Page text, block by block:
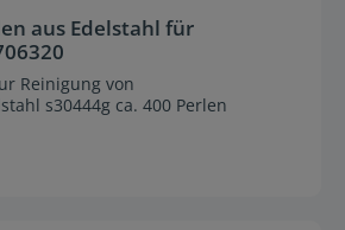
des Kabels: ca. 1m
aus Edelstahl für
Reinigung von
s30444g ca. 400 Perlen